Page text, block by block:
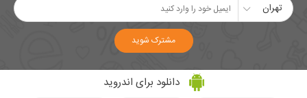
تهران
مشترک شوید
دانلود برای اندروید